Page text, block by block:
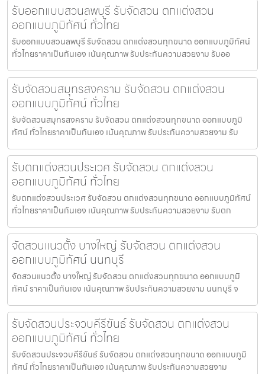
รับออกแบบสวนลพบุรี รับจัดสวน ตกแต่งสวน
ออกแบบภูมิทัศน์ ทั่วไทย
รับออกแบบสวนลพบุรี รับจัดสวน ตกแต่งสวนทุกขนาด ออกแบบภูมิทัศน์
ทั่วไทยราคาเป็นกันเอง เน้นคุณภาพ รับประกันความสวยงาม รับออ
รับจัดสวนสมุทรสงคราม รับจัดสวน ตกแต่งสวน
ออกแบบภูมิทัศน์ ทั่วไทย
รับจัดสวนสมุทรสงคราม รับจัดสวน ตกแต่งสวนทุกขนาด ออกแบบภูมิ
ทัศน์ ทั่วไทยราคาเป็นกันเอง เน้นคุณภาพ รับประกันความสวยงาม รับ
รับตกแต่งสวนประเวศ รับจัดสวน ตกแต่งสวน
ออกแบบภูมิทัศน์ ทั่วไทย
รับตกแต่งสวนประเวศ รับจัดสวน ตกแต่งสวนทุกขนาด ออกแบบภูมิทัศน์
ทั่วไทยราคาเป็นกันเอง เน้นคุณภาพ รับประกันความสวยงาม รับตก
จัดสวนแนวตั้ง บางใหญ่ รับจัดสวน ตกแต่งสวน
ออกแบบภูมิทัศน์ นนทบุรี
จัดสวนแนวตั้ง บางใหญ่ รับจัดสวน ตกแต่งสวนทุกขนาด ออกแบบภูมิ
ทัศน์ ราคาเป็นกันเอง เน้นคุณภาพ รับประกันความสวยงาม นนทบุรี จ
รับจัดสวนประจวบคีรีขันธ์ รับจัดสวน ตกแต่งสวน
ออกแบบภูมิทัศน์ ทั่วไทย
รับจัดสวนประจวบคีรีขันธ์ รับจัดสวน ตกแต่งสวนทุกขนาด ออกแบบภูมิ
ทัศน์ ทั่วไทยราคาเป็นกันเอง เน้นคุณภาพ รับประกันความสวยงาม